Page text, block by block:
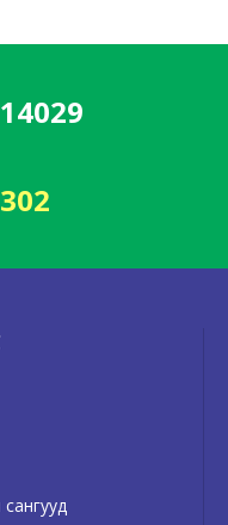
14029
302